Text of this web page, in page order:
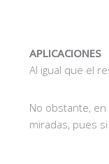
APLICACIONES
Al igual que el
No obstante,
miradas, pues